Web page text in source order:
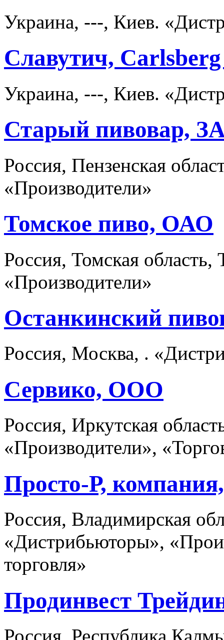
Украина, ---, Киев.
Славутич,
Украина, ---, Киев.
Старый пивовар,
Россия, Пензенская
«Производители»
Томское пиво, ОАО
Россия, Томская
«Производители»
Останкинский
Россия, Москва, .
Сервико, ООО
Россия, Иркутская
«Производители»,
Просто-Р,
Россия, Владимирская
«Дистрибьюторы»,
торговля»
Продинвест